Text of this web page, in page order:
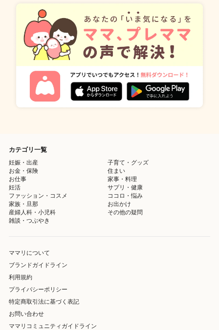
カテゴリ一覧
妊娠・出産
子育て・グッズ
お金・保険
住まい
お仕事
家事・料理
妊活
サプリ・健康
ファッション・コスメ
ココロ・悩み
家族・旦那
お出かけ
産婦人科・小児科
その他の疑問
雑談・つぶやき
ママリについて
ブランドガイドライン
利用規約
プライバシーポリシー
特定商取引法に基づく表記
お問い合わせ
ママリコミュニティガイドライン